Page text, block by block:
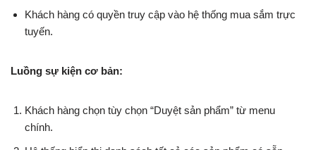
Khách hàng có quyền truy cập vào hệ thống mua sắm trực
tuyến.
Luồng sự kiện cơ bản:
Khách hàng chọn tùy chọn “Duyệt sản phẩm” từ menu
chính.